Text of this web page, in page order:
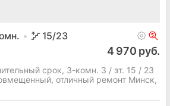
15/23
4 970 руб.
срок, 3-комн. 3 / эт. 15 / 23
отличный ремонт Минск,